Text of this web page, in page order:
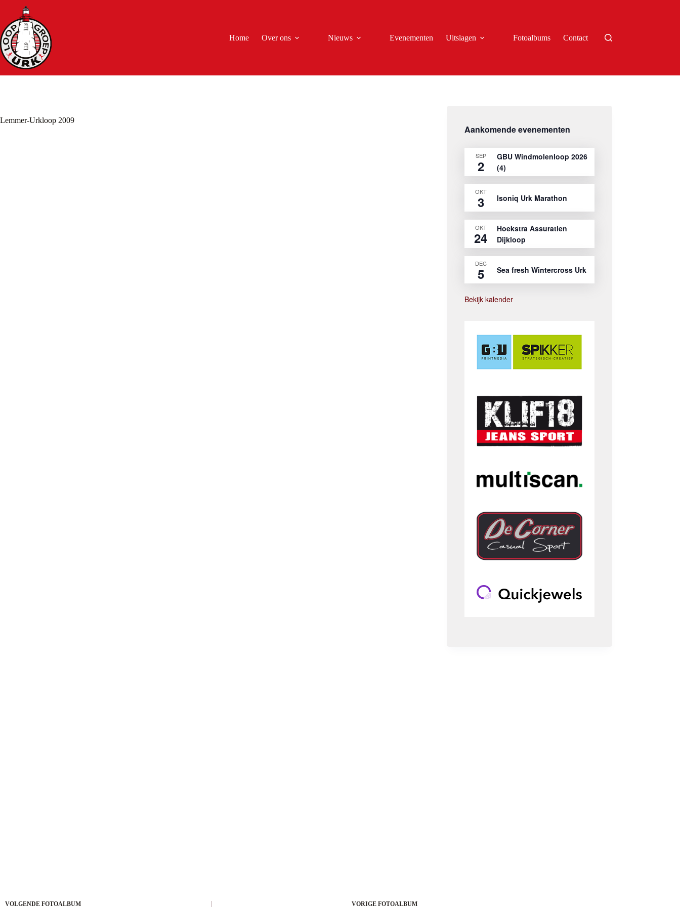
inhoud
Home Over ons Nieuws Evenementen Uitslagen Fotoalbums Contact
Lemmer-Urkloop 2009
VORIGE
VOLGENDE
Aankomende evenementen
SEP
2
GBU Windmolenloop 2026
(4)
OKT
3 Isoniq Urk Marathon
OKT
24
Hoekstra Assuratien
Dijkloop
DEC
5 Sea fresh Wintercross Urk
Bekijk kalender